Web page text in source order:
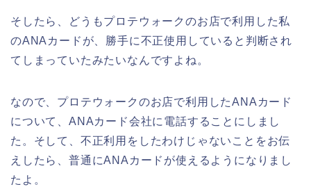
そしたら、どうもプロテウォークのお店で利用した私
のANAカードが、勝手に不正使用していると判断され
てしまっていたみたいなんですよね。
なので、プロテウォークのお店で利用したANAカード
について、ANAカード会社に電話することにしまし
た。そして、不正利用をしたわけじゃないことをお伝
えしたら、普通にANAカードが使えるようになりまし
たよ。